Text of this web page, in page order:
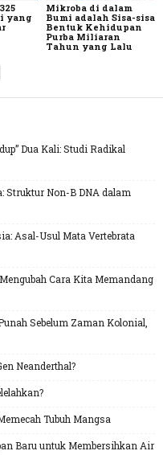
yang
Mikroba di dalam
Bumi adalah Sisa-sisa
Bentuk Kehidupan
Purba Miliaran
Tahun yang Lalu
Dua Kali: Studi Radikal
Struktur Non-B DNA dalam
Asal-Usul Mata Vertebrata
Cara Kita Memandang
Sebelum Zaman Kolonial,
Neanderthal?
Tubuh Mangsa
Baru untuk Membersihkan Air